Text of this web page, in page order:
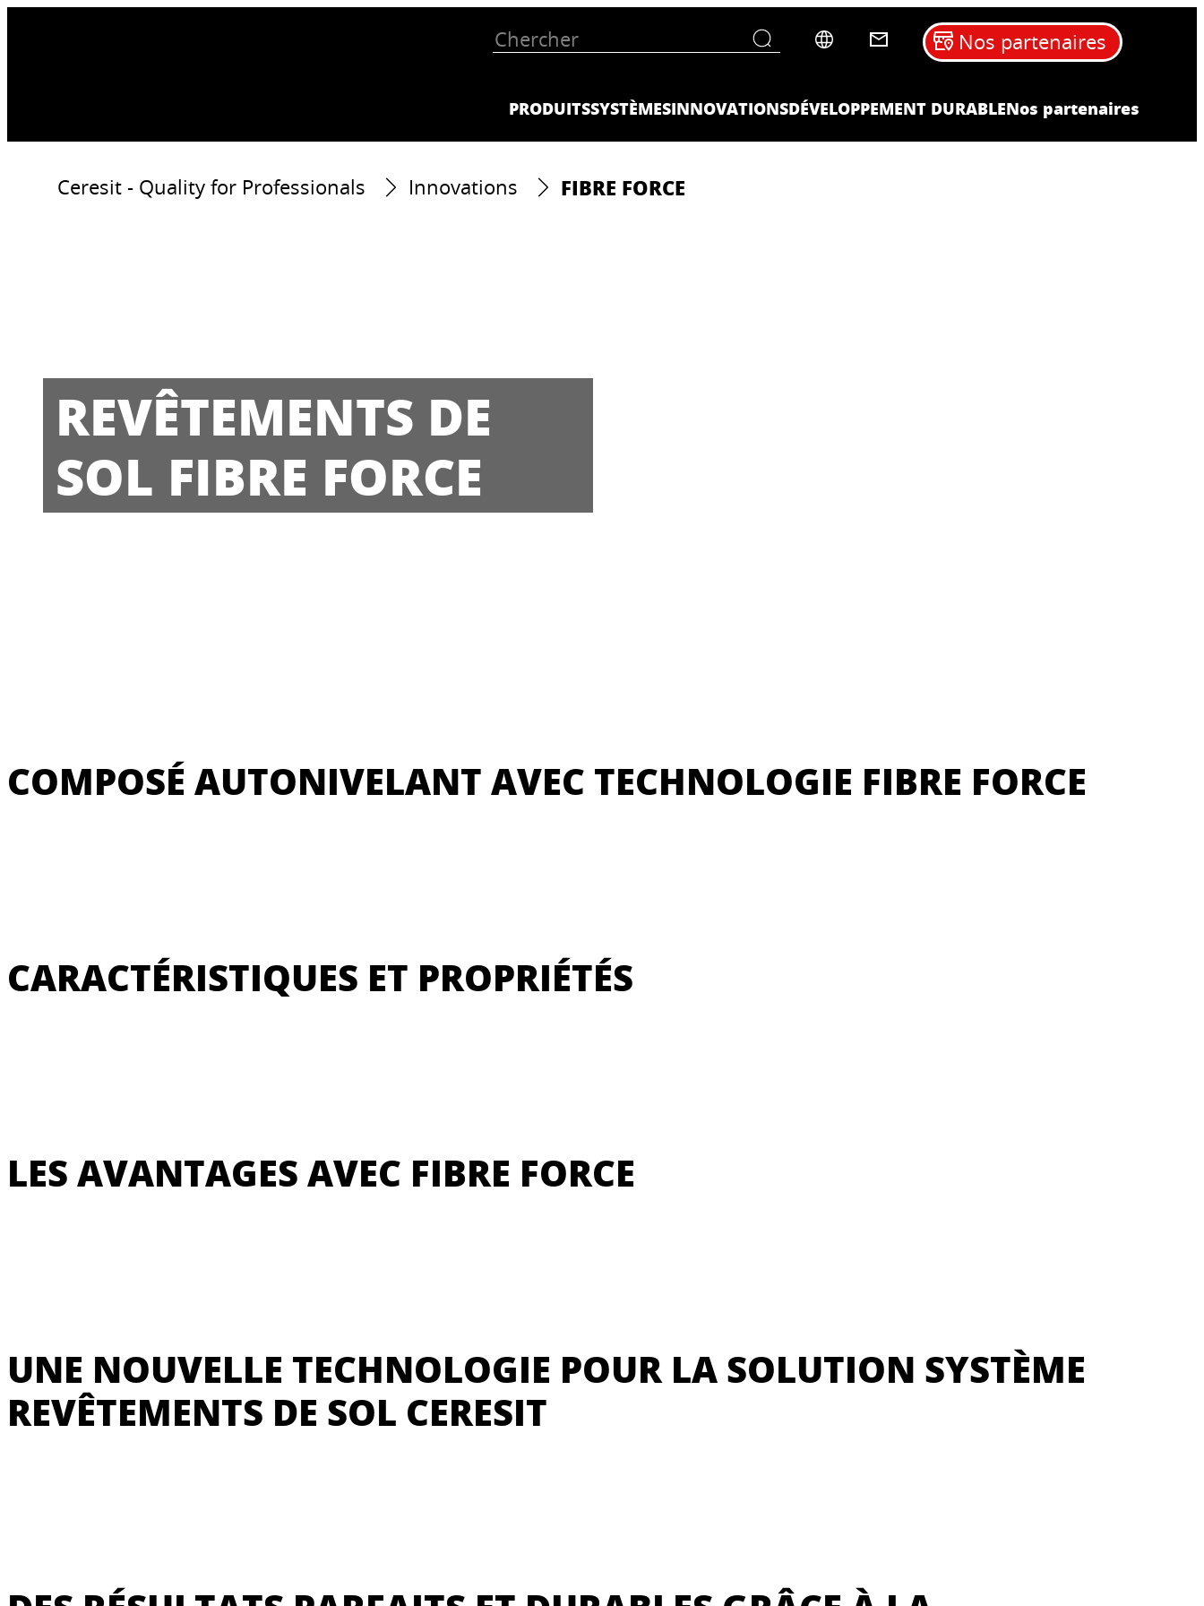
PRODUITSSYSTÈMESINNOVATIONSDÉVELOPPEMENT DURABLENos partenaires
Nos partenaires
Ceresit - Quality for Professionals Innovations FIBRE FORCE
REVÊTEMENTS DE
SOL FIBRE FORCE
COMPOSÉ AUTONIVELANT AVEC TECHNOLOGIE FIBRE FORCE
CARACTÉRISTIQUES ET PROPRIÉTÉS
LES AVANTAGES AVEC FIBRE FORCE
UNE NOUVELLE TECHNOLOGIE POUR LA SOLUTION SYSTÈME
REVÊTEMENTS DE SOL CERESIT